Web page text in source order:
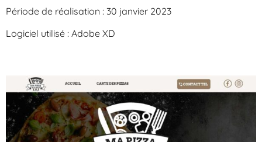
Période de réalisation : 30 janvier 2023
Logiciel utilisé : Adobe XD